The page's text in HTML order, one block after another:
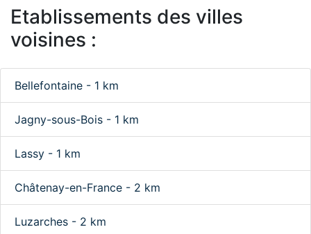
Etablissements des villes
voisines :
Bellefontaine - 1 km
Jagny-sous-Bois - 1 km
Lassy - 1 km
Châtenay-en-France - 2 km
Luzarches - 2 km